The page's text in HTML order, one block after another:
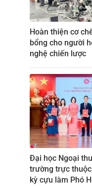
Hoàn thiện cơ
bổng cho người
nghệ chiến lược
Đại học Ngoại
trường trực
kỳ cựu làm Phó